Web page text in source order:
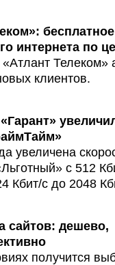
интернета по
Телеком»
клиентов.
увеличена
с 512
Кбит/с до 2048
сайтов: дешево,
получится